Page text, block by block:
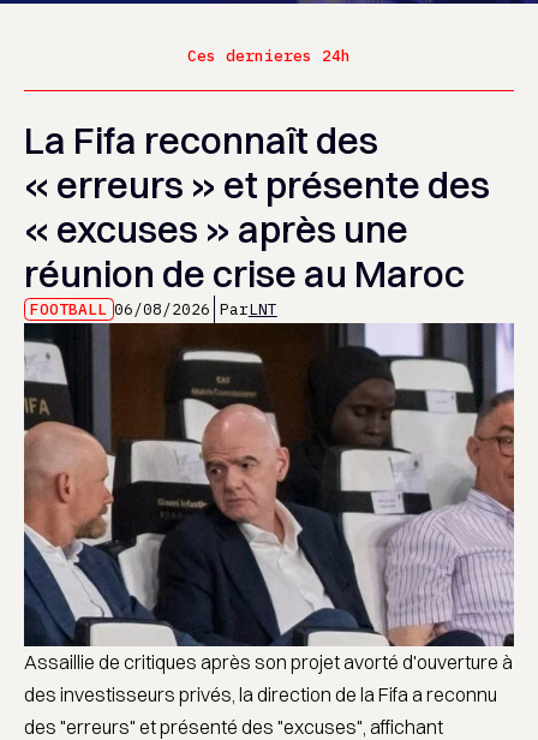
Ces dernieres 24h
La Fifa reconnaît des
« erreurs » et présente des
« excuses » après une
réunion de crise au Maroc
FOOTBALL 06/08/2026 ParLNT
Assaillie de critiques après son projet avorté d'ouverture à
des investisseurs privés, la direction de la Fifa a reconnu
des "erreurs" et présenté des "excuses", affichant